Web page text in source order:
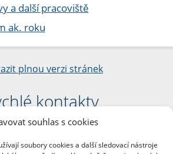
souhlas s cookies
soubory cookies a další sledovací nástroje
a další pracoviště
ak. roku
plnou verzi stránek
kontakty
Filozofická fakulta
Jana Palacha 1/2